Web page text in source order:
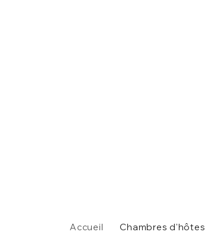
Accueil Chambres d'hôtes